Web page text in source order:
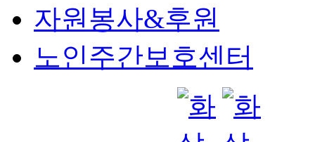
자원봉사&후원
노인주간보호센터